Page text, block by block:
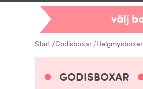
välj
Start/Godisboxar/
GODISBOXAR